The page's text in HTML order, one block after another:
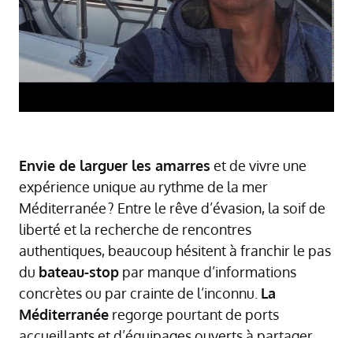
Envie de larguer les amarres et de vivre une
expérience unique au rythme de la mer
Méditerranée ? Entre le rêve d’évasion, la soif de
liberté et la recherche de rencontres
authentiques, beaucoup hésitent à franchir le pas
du bateau-stop par manque d’informations
concrètes ou par crainte de l’inconnu. La
Méditerranée regorge pourtant de ports